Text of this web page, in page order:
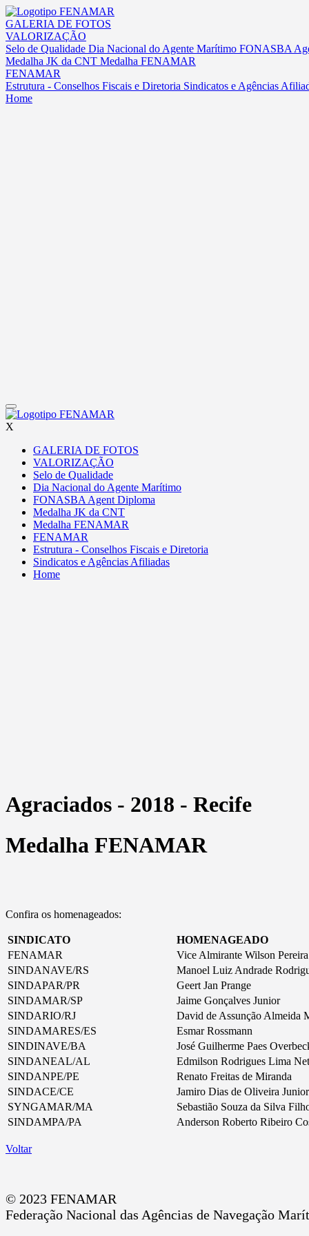
GALERIA DE FOTOS
VALORIZAÇÃO
Selo de Qualidade Dia Nacional do Agente Marítimo FONASBA
Medalha JK da CNT Medalha FENAMAR
FENAMAR
Estrutura - Conselhos Fiscais e Diretoria Sindicatos e Agências
Home
X
GALERIA DE FOTOS
VALORIZAÇÃO
Selo de Qualidade
Dia Nacional do Agente Marítimo
FONASBA Agent Diploma
Medalha JK da CNT
Medalha FENAMAR
FENAMAR
Estrutura - Conselhos Fiscais e Diretoria
Sindicatos e Agências Afiliadas
Home
Agraciados - 2018 - Recife
Medalha FENAMAR
Confira os homenageados:
SINDICATO
HOMENAGEADO
FENAMAR
Vice Almirante Wilson
SINDANAVE/RS
Manoel Luiz Andrade
SINDAPAR/PR
Geert Jan Prange
SINDAMAR/SP
Jaime Gonçalves Junior
SINDARIO/RJ
David de Assunção Almeida
SINDAMARES/ES
Esmar Rossmann
SINDINAVE/BA
José Guilherme Paes
SINDANEAL/AL
Edmilson Rodrigues Lima
SINDANPE/PE
Renato Freitas de Miranda
SINDACE/CE
Jamiro Dias de Oliveira Junior
SYNGAMAR/MA
Sebastião Souza da Silva
SINDAMPA/PA
Anderson Roberto Ribeiro
Voltar
© 2023 FENAMAR
Federação Nacional das Agências de Navegação